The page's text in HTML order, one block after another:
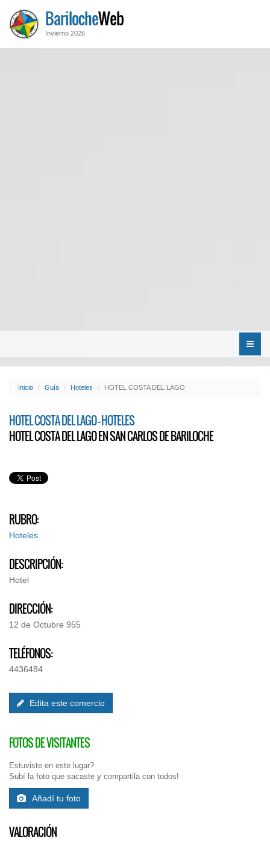
BarilocheWeb
Invierno 2026
Menú
Inicio Guía Hoteles HOTEL COSTA DEL LAGO
HOTEL COSTA DEL LAGO - HOTELES
HOTEL COSTA DEL LAGO EN SAN CARLOS DE BARILOCHE
RUBRO:
Hoteles
DESCRIPCIÓN:
Hotel
DIRECCIÓN:
12 de Octubre 955
TELÉFONOS:
4436484
Edita este comercio
FOTOS DE VISITANTES
Estuviste en este lugar?
Subí la foto que sacaste y compartila con todos!
Añadí tu foto
VALORACIÓN